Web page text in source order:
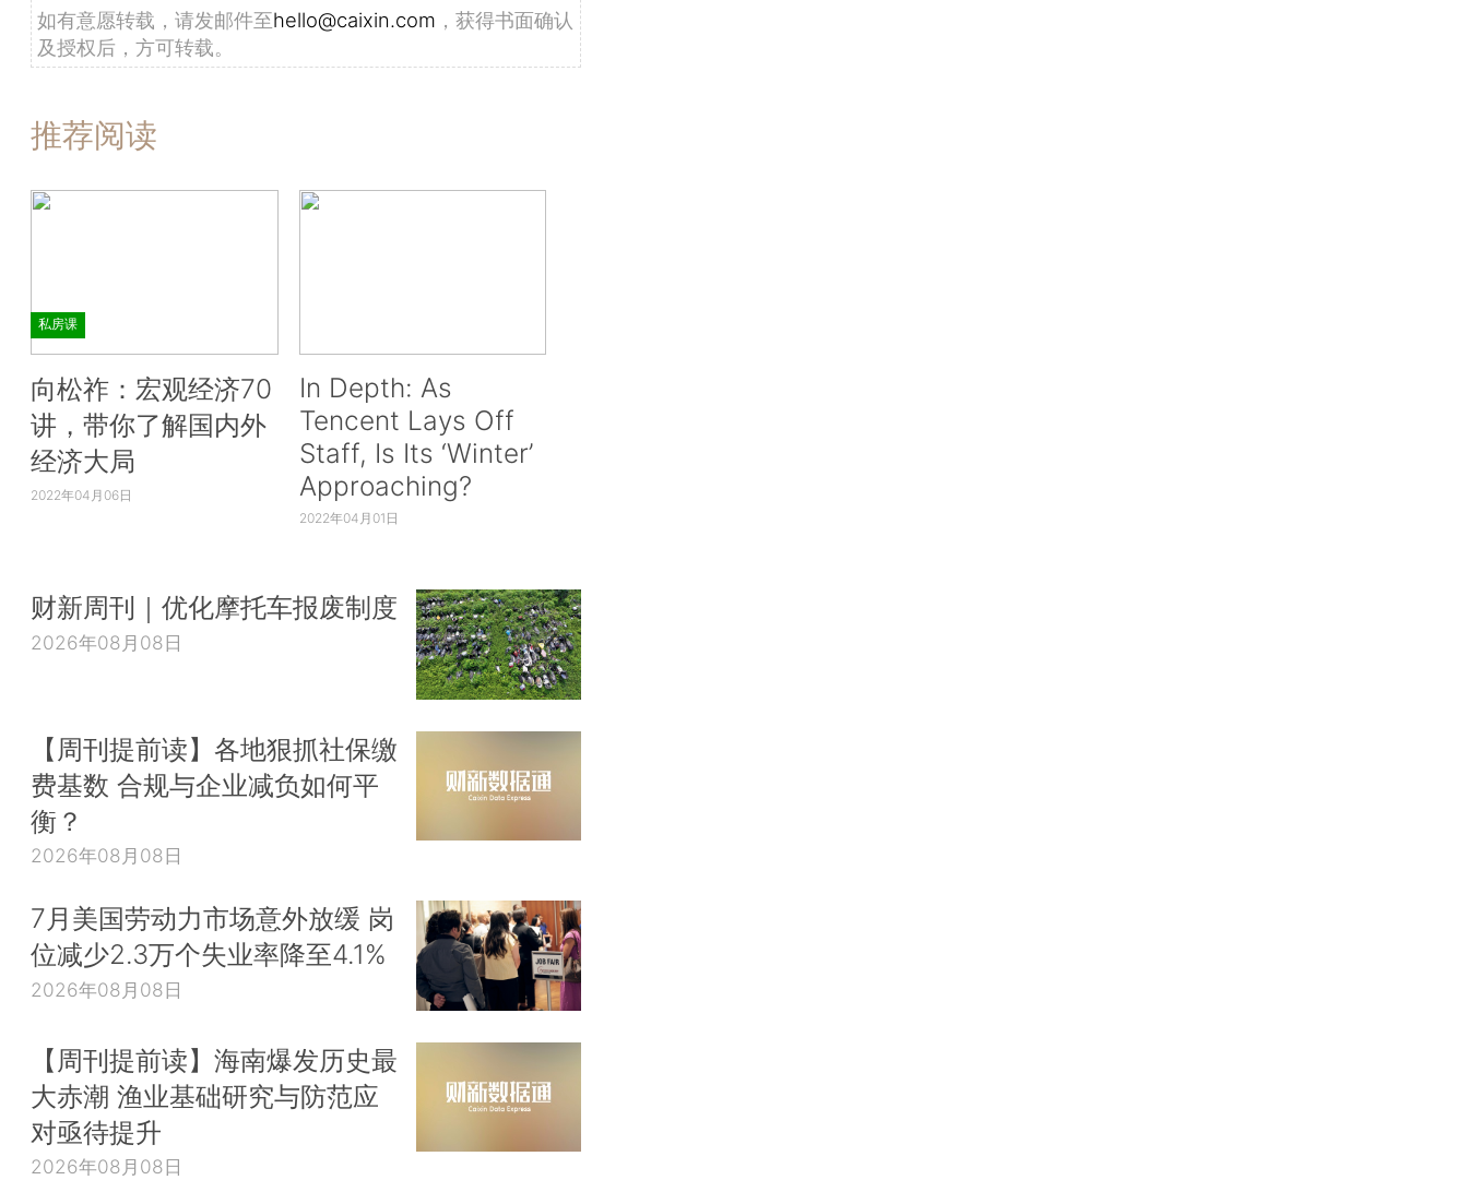
如有意愿转载，请发邮件至hello@caixin.com ，获得书面确认
及授权后，方可转载。
推荐阅读
私房课
向松祚：宏观经济70
讲，带你了解国内外
经济大局
2022年04月06日
In Depth: As
Tencent Lays Off
Staff, Is Its ‘Winter’
Approaching?
2022年04月01日
财新周刊｜优化摩托车报废制度
2026年08月08日
【周刊提前读】各地狠抓社保缴
费基数 合规与企业减负如何平
衡？
2026年08月08日
7月美国劳动力市场意外放缓 岗
位减少2.3万个失业率降至4.1%
2026年08月08日
【周刊提前读】海南爆发历史最
大赤潮 渔业基础研究与防范应
对亟待提升
2026年08月08日